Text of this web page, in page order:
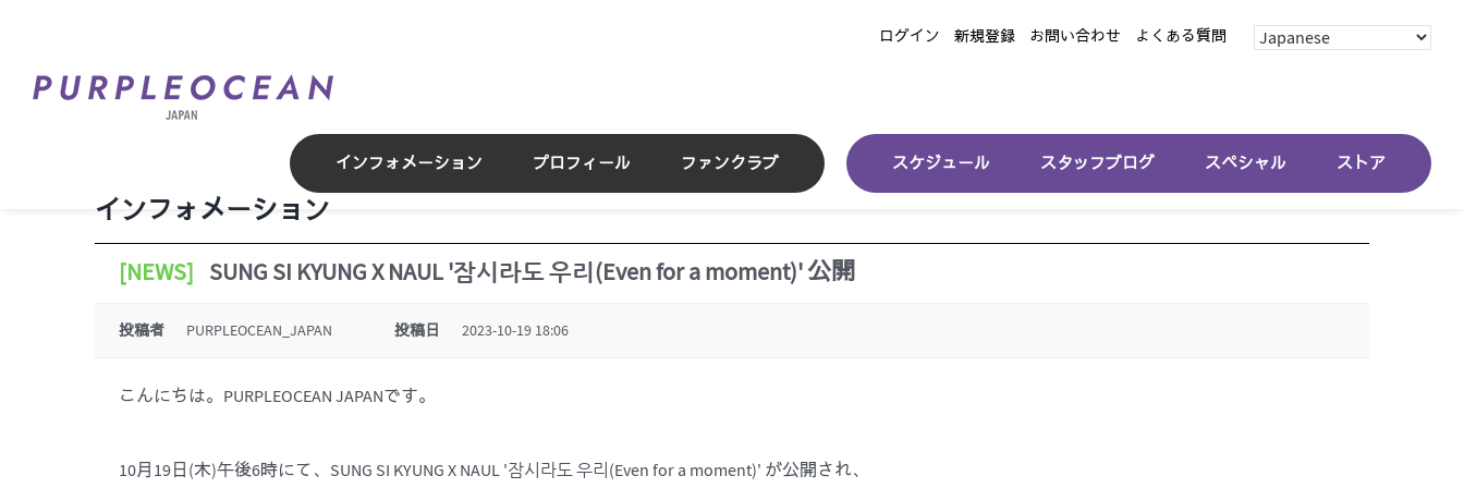
content
ログイン 新規登録 お問い合わせ よくある質問
インフォメーション プロフィール ファンクラブ スケジュール スタッフブログ スペシャル ストア
インフォメーション
[NEWS] SUNG SI KYUNG X NAUL '잠시라도 우리(Even for a moment)' 公開
投稿者 PURPLEOCEAN_JAPAN 投稿日 2023-10-19 18:06
こんにちは。PURPLEOCEAN JAPANです。
10月19日(木)午後6時にて、SUNG SI KYUNG X NAUL '잠시라도 우리(Even for a moment)' が公開され、